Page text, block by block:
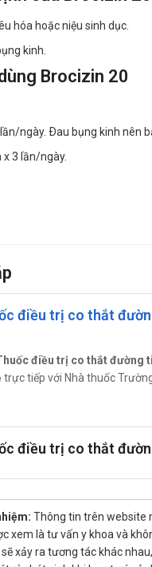
hóa hoặc niệu sinh dục.
kinh.
Brocizin 20
ngày. Ðau bụng kinh nên
x 3 lần/ngày.
thuốc. Tăng nhãn áp. Bệnh
sử dụng
em. Bệnh nghẽn đường
nữ mang thai và đang cho
sĩ hoặc dược sĩ để được giải
lái xe và vận
người lái xe và vận hành
sĩ hoặc dược sĩ để được giải
Brocizin 20
thể mi, giãn đồng tử, sợ ánh
điều trị co thắt
điều trị co thắt đường
trực tiếp với Nhà thuốc
điều trị co thắt
Thông tin trên website
xem là tư vấn y khoa và
xảy ra tương tác khác